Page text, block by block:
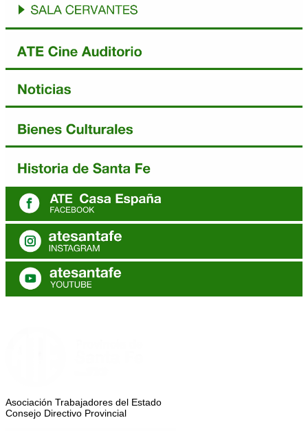
Asociación Trabajadores del Estado
Consejo Directivo Provincial